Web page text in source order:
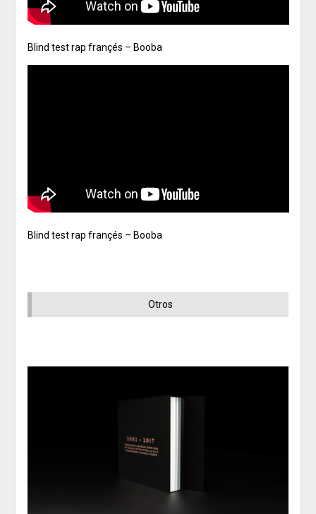
Blind test rap françés – Booba
Blind test rap françés – Booba
Otros